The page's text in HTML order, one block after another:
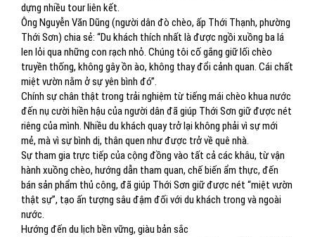
dựng nhiều tour liên kết.
Ông Nguyễn Văn Dũng (người dân đò chèo, ấp Thới Thạnh, phường
Thới Sơn) chia sẻ: “Du khách thích nhất là được ngồi xuồng ba lá
len lỏi qua những con rạch nhỏ. Chúng tôi cố gắng giữ lối chèo
truyền thống, không gây ồn ào, không thay đổi cảnh quan. Cái chất
miệt vườn nằm ở sự yên bình đó”.
Chính sự chân thật trong trải nghiệm từ tiếng mái chèo khua nước
đến nụ cười hiền hậu của người dân đã giúp Thới Sơn giữ được nét
riêng của mình. Nhiều du khách quay trở lại không phải vì sự mới
mẻ, mà vì sự bình dị, thân quen như được trở về quê nhà.
Sự tham gia trực tiếp của cộng đồng vào tất cả các khâu, từ vận
hành xuồng chèo, hướng dẫn tham quan, chế biến ẩm thực, đến
bán sản phẩm thủ công, đã giúp Thới Sơn giữ được nét “miệt vườn
thật sự”, tạo ấn tượng sâu đậm đối với du khách trong và ngoài
nước.
Hướng đến du lịch bền vững, giàu bản sắc